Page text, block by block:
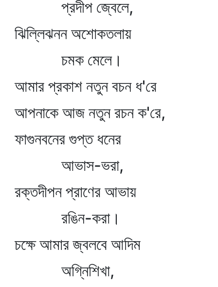
প্রদীপ জ্বেলে,
ঝিল্লিঝনন অশোকতলায়
চমক মেলে।
আমার প্রকাশ নতুন বচন ধ'রে
আপনাকে আজ নতুন রচন ক'রে,
ফাগুনবনের গুপ্ত ধনের
আভাস-ভরা,
রক্তদীপন প্রাণের আভায়
রঙিন-করা।
চক্ষে আমার জ্বলবে আদিম
অগ্নিশিখা,